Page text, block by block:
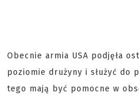
Obecnie armia USA podjęła
poziomie drużyny i służyć do
tego mają być pomocne w